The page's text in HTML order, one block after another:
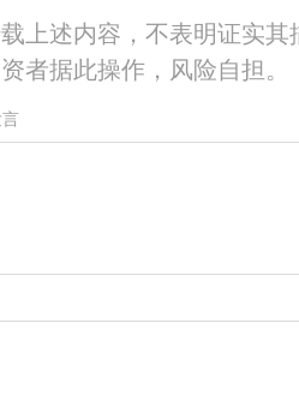
上述内容，不表明证实
者据此操作，风险自担。